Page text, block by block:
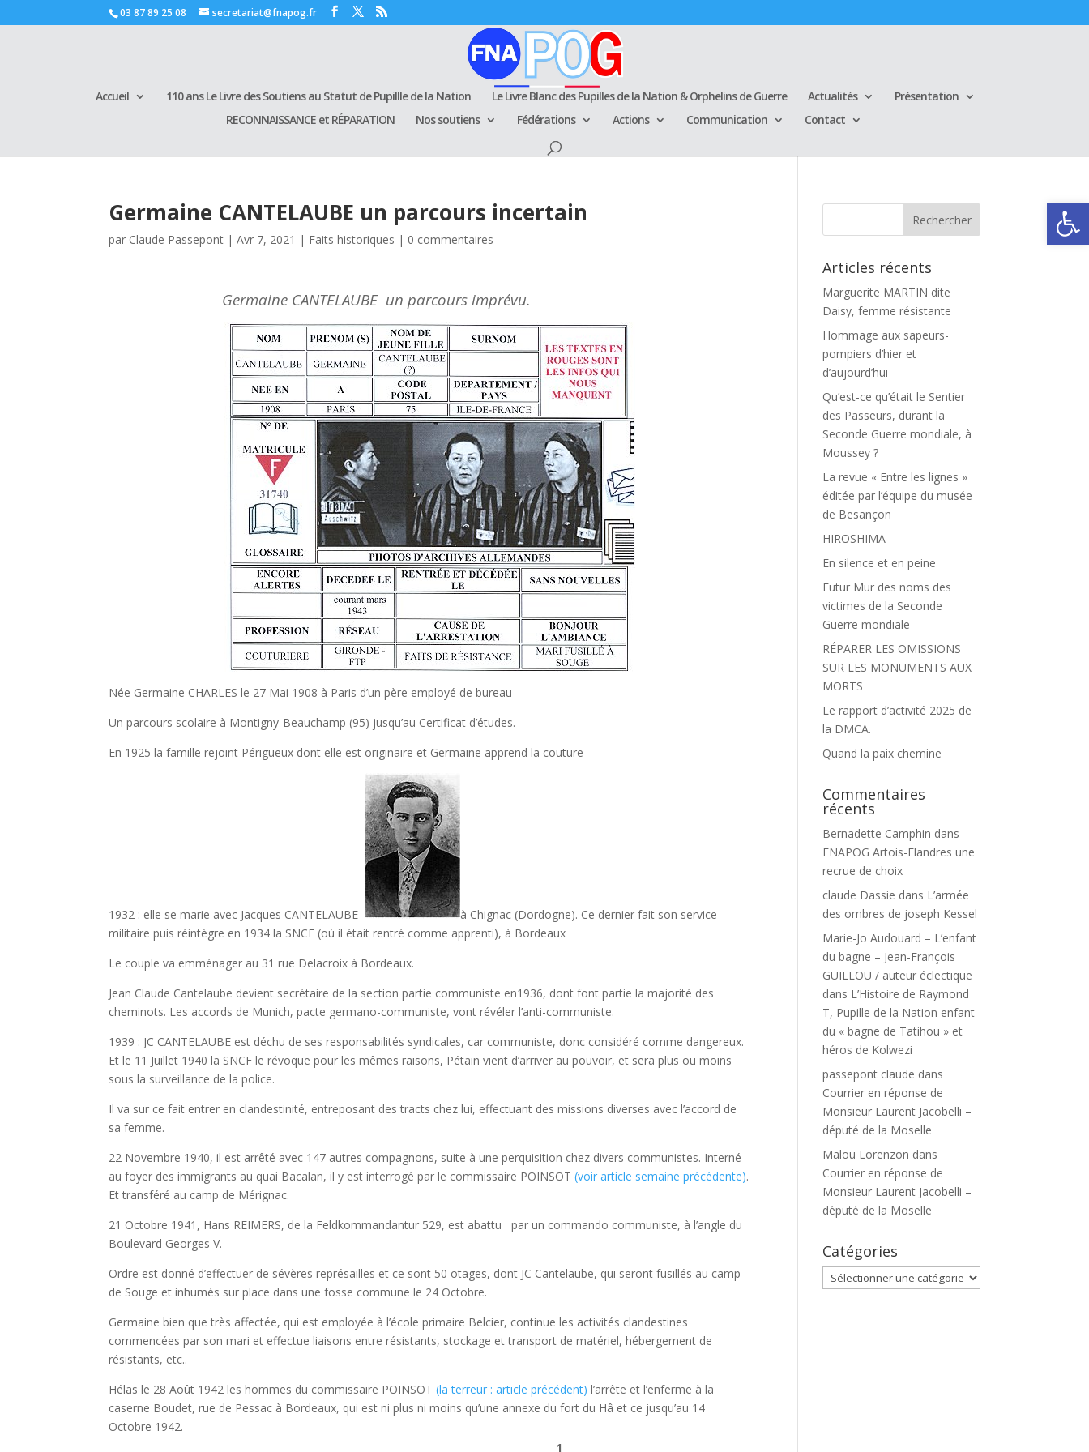
Ouvrir
03 87 89 25 08 secretariat@fnapog.fr
Accueil 110 ans Le Livre des Soutiens au Statut de Pupillle de la Nation Le Livre Blanc des Pupilles de la Nation & Orphelins de Guerre Actualités
Présentation
RECONNAISSANCE et RÉPARATION
Nos soutiens Fédérations Actions Communication Contact
Germaine CANTELAUBE un parcours incertain
par Claude Passepont |Avr 7, 2021 | Faits historiques | 0 commentaires
Germaine CANTELAUBE un parcours imprévu.
Née Germaine CHARLES le 27 Mai 1908 à Paris d’un père employé de bureau
Un parcours scolaire à Montigny-Beauchamp (95) jusqu’au Certificat d’études.
En 1925 la famille rejoint Périgueux dont elle est originaire et Germaine apprend la couture
1932 : elle se marie avec Jacques CANTELAUBE
à Chignac (Dordogne). Ce dernier fait son service
militaire puis réintègre en 1934 la SNCF (où il était rentré comme apprenti), à Bordeaux
Le couple va emménager au 31 rue Delacroix à Bordeaux.
Jean Claude Cantelaube devient secrétaire de la section partie communiste en1936, dont font partie la majorité des
cheminots. Les accords de Munich, pacte germano-communiste, vont révéler l’anti-communiste.
1939 : JC CANTELAUBE est déchu de ses responsabilités syndicales, car communiste, donc considéré comme dangereux.
Et le 11 Juillet 1940 la SNCF le révoque pour les mêmes raisons, Pétain vient d’arriver au pouvoir, et sera plus ou moins
sous la surveillance de la police.
Il va sur ce fait entrer en clandestinité, entreposant des tracts chez lui, effectuant des missions diverses avec l’accord de
sa femme.
22 Novembre 1940, il est arrêté avec 147 autres compagnons, suite à une perquisition chez divers communistes. Interné
au foyer des immigrants au quai Bacalan, il y est interrogé par le commissaire POINSOT(voir article semaine précédente).
Et transféré au camp de Mérignac.
21 Octobre 1941, Hans REIMERS, de la Feldkommandantur 529, est abattu par un commando communiste, à l’angle du
Boulevard Georges V.
Ordre est donné d’effectuer de sévères représailles et ce sont 50 otages, dont JC Cantelaube, qui seront fusillés au camp
de Souge et inhumés sur place dans une fosse commune le 24 Octobre.
Germaine bien que très affectée, qui est employée à l’école primaire Belcier, continue les activités clandestines
commencées par son mari et effectue liaisons entre résistants, stockage et transport de matériel, hébergement de
résistants, etc..
Hélas le 28 Août 1942 les hommes du commissaire POINSOT(la terreur : article précédent) l’arrête et l’enferme à la
caserne Boudet, rue de Pessac à Bordeaux, qui est ni plus ni moins qu’une annexe du fort du Hâ et ce jusqu’au 14
Octobre 1942.
1
Articles récents
Marguerite MARTIN dite
Daisy, femme résistante
Hommage aux sapeurs-
pompiers d’hier et
d’aujourd’hui
Qu’est-ce qu’était le Sentier
des Passeurs, durant la
Seconde Guerre mondiale, à
Moussey ?
La revue « Entre les lignes »
éditée par l’équipe du musée
de Besançon
HIROSHIMA
En silence et en peine
Futur Mur des noms des
victimes de la Seconde
Guerre mondiale
RÉPARER LES OMISSIONS
SUR LES MONUMENTS AUX
MORTS
Le rapport d’activité 2025 de
la DMCA.
Quand la paix chemine
Commentaires
récents
Bernadette Camphin dans
FNAPOG Artois-Flandres une
recrue de choix
claude Dassie dans L’armée
des ombres de joseph Kessel
Marie-Jo Audouard – L’enfant
du bagne – Jean-François
GUILLOU / auteur éclectique
dans L’Histoire de Raymond
T, Pupille de la Nation enfant
du « bagne de Tatihou » et
héros de Kolwezi
passepont claude dans
Courrier en réponse de
Monsieur Laurent Jacobelli –
député de la Moselle
Malou Lorenzon dans
Courrier en réponse de
Monsieur Laurent Jacobelli –
député de la Moselle
Catégories
Catégories